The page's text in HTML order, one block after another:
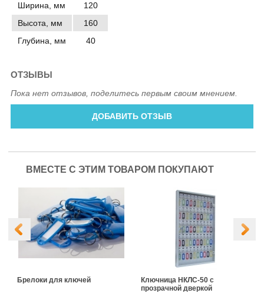
Ширина, мм
120
Высота, мм
160
Глубина, мм
40
ОТЗЫВЫ
Пока нет отзывов, поделитесь первым своим мнением.
ДОБАВИТЬ ОТЗЫВ
ВМЕСТЕ С ЭТИМ ТОВАРОМ ПОКУПАЮТ
Брелоки для ключей
Ключница НКЛС-50 с
прозрачной дверкой